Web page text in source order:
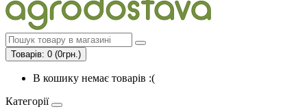
Товарів: 0 (0грн.)
В кошику немає товарів :(
Категорії